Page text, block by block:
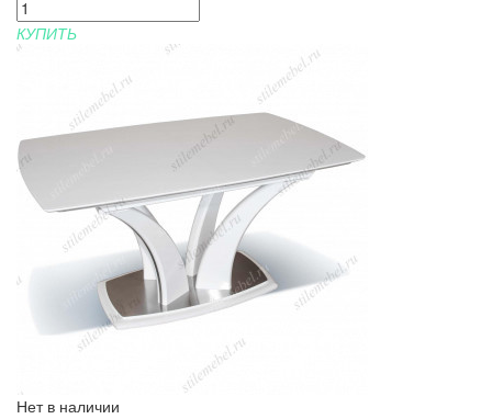
КУПИТЬ
Нет в наличии